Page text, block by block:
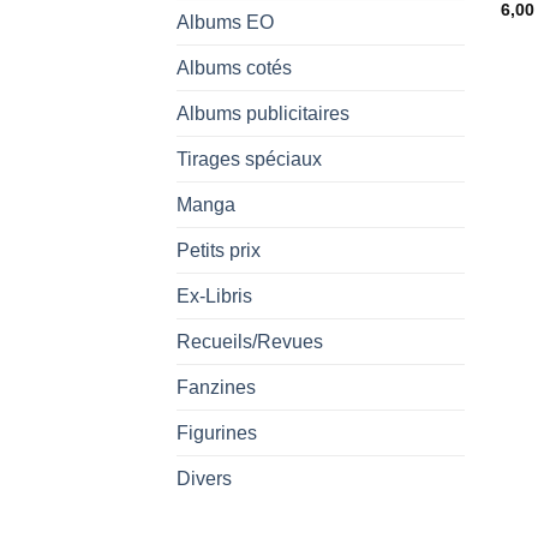
Albums EO
Albums cotés
Albums publicitaires
Tirages spéciaux
Manga
Petits prix
Ex-Libris
Recueils/Revues
Fanzines
Figurines
Divers
6,00